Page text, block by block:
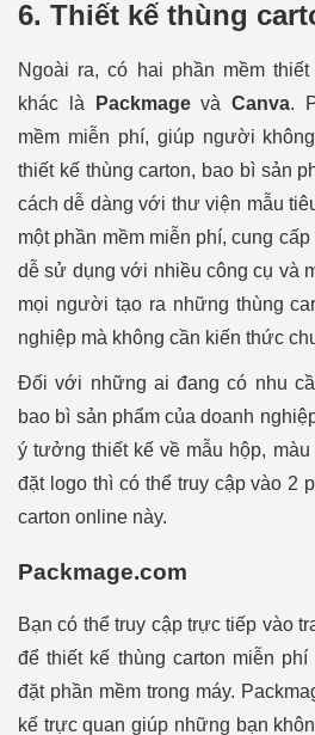
6. Thiết kế thùng
Ngoài ra, có hai phần mềm
khác là
Packmagevà Canva.
mềm miễn phí, giúp người
thiết kế thùng carton, bao bì sản
cách dễ dàng với thư viện mẫu
một phần mềm miễn phí, cung
dễ sử dụng với nhiều công cụ và
mọi người tạo ra những thùng
nghiệp mà không cần kiến thức
Đối với những ai đang có nhu
bao bì sản phẩm của doanh
ý tưởng thiết kế về mẫu hộp,
đặt logo thì có thể truy cập vào 2
carton online này.
Packmage.com
Bạn có thể truy cập trực tiếp vào
để thiết kế thùng carton miễn
đặt phần mềm trong máy.
kế trực quan giúp những bạn